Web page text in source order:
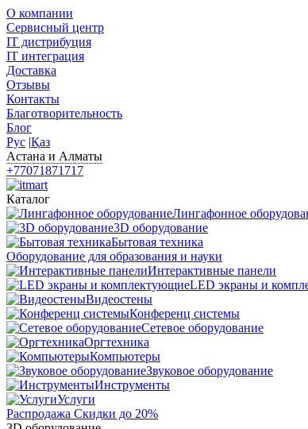
О компании
Сервисный центр
IT дистрибуция
IT интеграция
Доставка
Отзывы
Контакты
Благотворительность
Блог
Рус |Қаз
Астана и Алматы
+77071871717
Каталог
Лингафонное
3D оборудование
Бытовая техника
Оборудование для образования и науки
Интерактивные панели
LED экраны и
Видеостены
Конференц системы
Сетевое оборудование
Оргтехника
Компьютеры
Звуковое оборудование
Инструменты
Услуги
Распродажа Скидки до 20%